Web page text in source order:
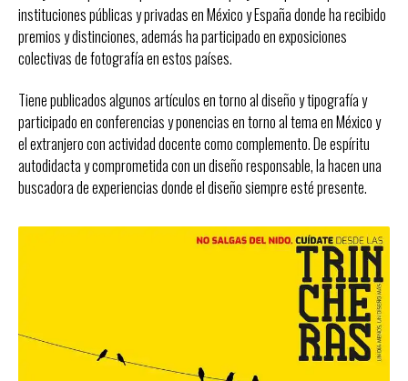
instituciones públicas y privadas en México y España donde ha recibido
premios y distinciones, además ha participado en exposiciones
colectivas de fotografía en estos países.
Tiene publicados algunos artículos en torno al diseño y tipografía y
participado en conferencias y ponencias en torno al tema en México y
el extranjero con actividad docente como complemento. De espíritu
autodidacta y comprometida con un diseño responsable, la hacen una
buscadora de experiencias donde el diseño siempre esté presente.